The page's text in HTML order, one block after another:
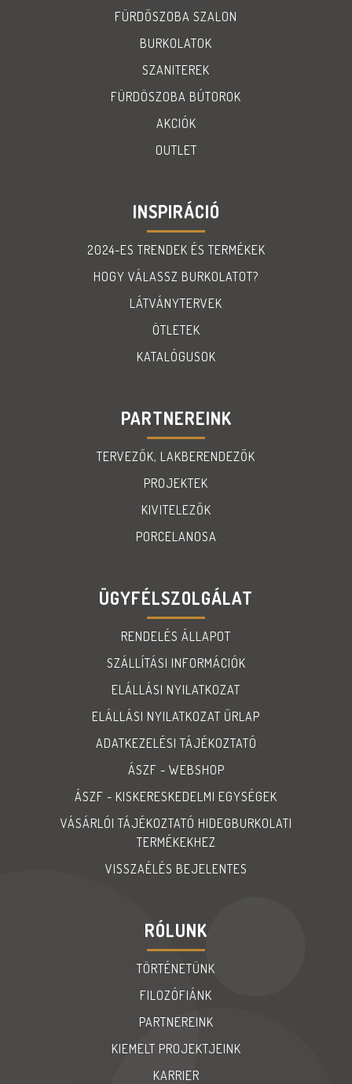
FÜRDŐSZOBA SZALON
BURKOLATOK
SZANITEREK
FÜRDÖSZOBA BÚTOROK
AKCIÓK
OUTLET
INSPIRÁCIÓ
2024-ES TRENDEK ÉS TERMÉKEK
HOGY VÁLASSZ BURKOLATOT?
LÁTVÁNYTERVEK
ÖTLETEK
KATALÓGUSOK
PARTNEREINK
TERVEZŐK, LAKBERENDEZŐK
PROJEKTEK
KIVITELEZŐK
PORCELANOSA
ÜGYFÉLSZOLGÁLAT
RENDELÉS ÁLLAPOT
SZÁLLÍTÁSI INFORMÁCIÓK
ELÁLLÁSI NYILATKOZAT
ELÁLLÁSI NYILATKOZAT ŰRLAP
ADATKEZELÉSI TÁJÉKOZTATÓ
ÁSZF - WEBSHOP
ÁSZF - KISKERESKEDELMI EGYSÉGEK
VÁSÁRLÓI TÁJÉKOZTATÓ HIDEGBURKOLATI
TERMÉKEKHEZ
VISSZAÉLÉS BEJELENTES
RÓLUNK
TÖRTÉNETÜNK
FILOZÓFIÁNK
PARTNEREINK
KIEMELT PROJEKTJEINK
KARRIER